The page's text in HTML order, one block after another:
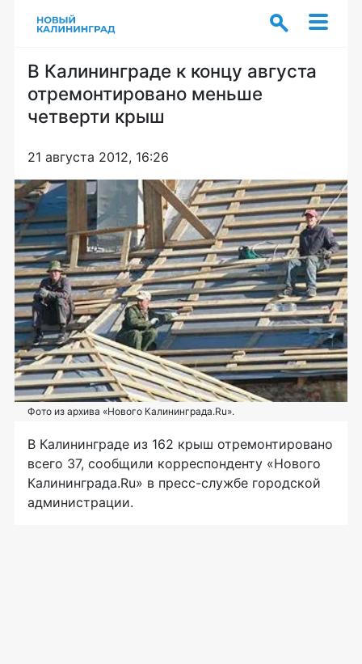
В Калининграде к концу августа
отремонтировано меньше
четверти крыш
21 августа 2012, 16:26
Фото из архива «Нового Калининграда.Ru».
В Калининграде из 162 крыш отремонтировано
всего 37, сообщили корреспонденту «Нового
Калининграда.Ru» в пресс-службе городской
администрации.